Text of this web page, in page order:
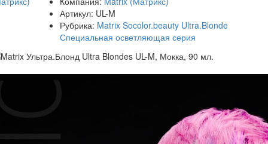
Артикул: UL-M
Рубрика: Matrix Socolor.beauty Ultra.Blonde
Специальная осветляющая серия